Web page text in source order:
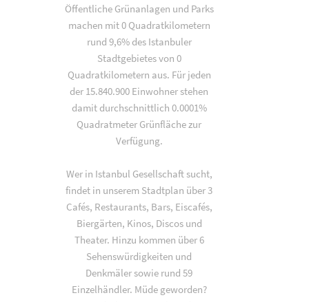
Öffentliche Grünanlagen und Parks
machen mit 0 Quadratkilometern
rund 9,6% des Istanbuler
Stadtgebietes von 0
Quadratkilometern aus. Für jeden
der 15.840.900 Einwohner stehen
damit durchschnittlich 0.0001%
Quadratmeter Grünfläche zur
Verfügung.
Wer in Istanbul Gesellschaft sucht,
findet in unserem Stadtplan über 3
Cafés, Restaurants, Bars, Eiscafés,
Biergärten, Kinos, Discos und
Theater. Hinzu kommen über 6
Sehenswürdigkeiten und
Denkmäler sowie rund 59
Einzelhändler. Müde geworden?